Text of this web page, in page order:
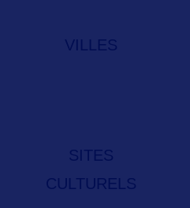
VILLES
SITES
CULTURELS